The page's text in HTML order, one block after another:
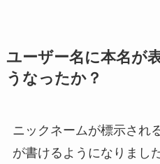
ユーザー名に本名が
うなったか？
ニックネームが標示され
が書けるようになりました